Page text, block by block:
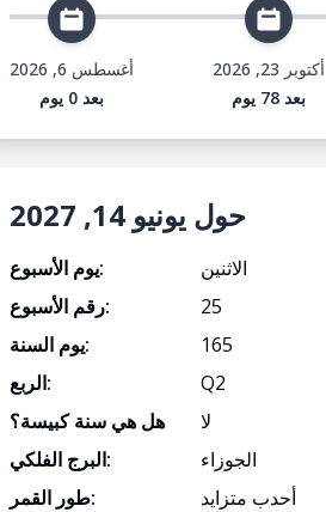
أغسطس 6, 2026
بعد 0 يوم
أكتوبر 23, 2026
بعد 78 يوم
حول يونيو 14, 2027
يوم الأسبوع:
الاثنين
رقم الأسبوع:
25
يوم السنة:
165
الربع:
Q2
هل هي سنة كبيسة؟
لا
البرج الفلكي:
الجوزاء
طور القمر:
أحدب متزايد